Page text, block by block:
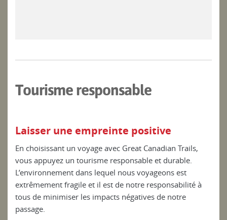
Tourisme responsable
Laisser une empreinte positive
En choisissant un voyage avec Great Canadian Trails,
vous appuyez un tourisme responsable et durable.
L’environnement dans lequel nous voyageons est
extrêmement fragile et il est de notre responsabilité à
tous de minimiser les impacts négatives de notre
passage.